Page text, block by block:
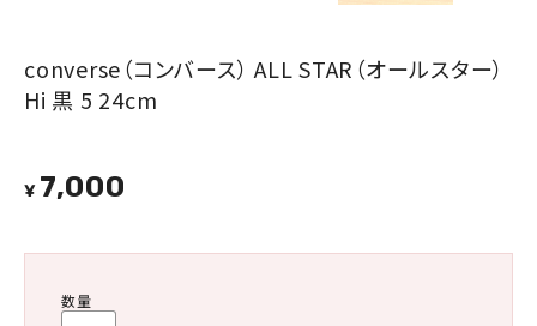
converse（コンバース） ALL STAR（オールスター）
Hi 黒 5 24cm
¥ 7,000
数量